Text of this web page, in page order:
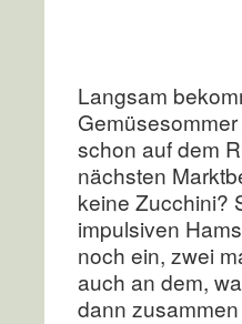
Langsam
schon auf dem
nächsten
keine Zucchini?
impulsiven
noch ein, zwei
auch an dem,
dann